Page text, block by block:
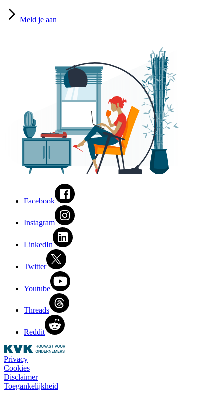
Meld je aan
Facebook
Instagram
LinkedIn
Twitter
Youtube
Threads
Reddit
Privacy
Cookies
Disclaimer
Toegankelijkheid